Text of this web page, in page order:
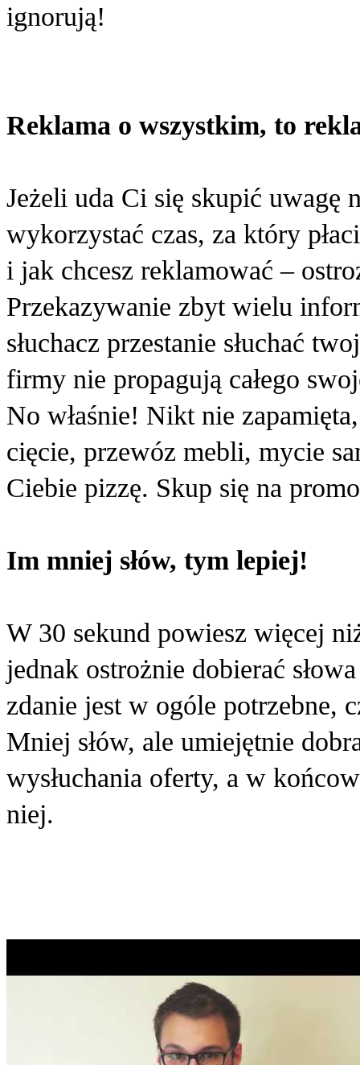
ignorują!
Reklama o wszystkim, to
Jeżeli uda Ci się skupić uwagę
wykorzystać czas, za który
i jak chcesz reklamować –
Przekazywanie zbyt wielu
słuchacz przestanie słuchać
firmy nie propagują całego
No właśnie! Nikt nie
cięcie, przewóz mebli, mycie
Ciebie pizzę. Skup się na
Im mniej słów, tym lepiej!
W 30 sekund powiesz więcej
jednak ostrożnie dobierać
zdanie jest w ogóle potrzebne,
Mniej słów, ale umiejętnie
wysłuchania oferty, a w
niej.